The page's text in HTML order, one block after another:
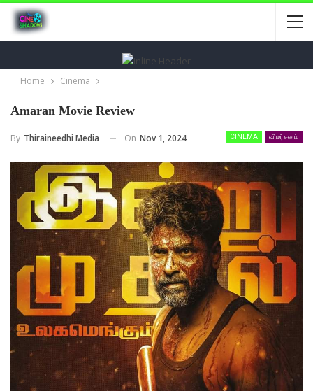
Home Cinema
Amaran Movie Review
CINEMA விமர்சனம்
By Thiraineedhi Media On Nov 1, 2024